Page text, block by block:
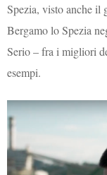
Spezia, visto anche il
Bergamo lo Spezia
Serio – fra i migliori
esempi.